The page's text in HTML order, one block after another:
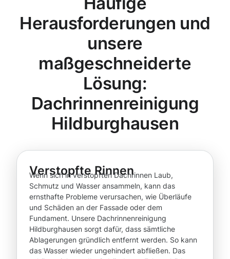
Herausforderungen und
unsere
maßgeschneiderte
Lösung:
Dachrinnenreinigung
Hildburghausen
Verstopfte Rinnen
Wenn sich in verstopften Dachrinnen Laub,
Schmutz und Wasser ansammeln, kann das
ernsthafte Probleme verursachen, wie Überläufe
und Schäden an der Fassade oder dem
Fundament. Unsere Dachrinnenreinigung
Hildburghausen sorgt dafür, dass sämtliche
Ablagerungen gründlich entfernt werden. So kann
das Wasser wieder ungehindert abfließen. Das